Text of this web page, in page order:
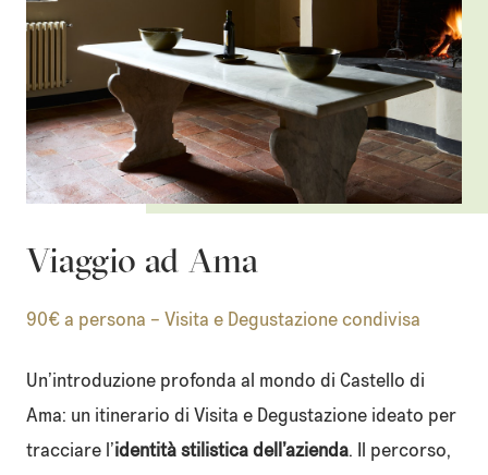
Viaggio ad Ama
90€ a persona – Visita e Degustazione condivisa
Un’introduzione profonda al mondo di Castello di
Ama: un itinerario di Visita e Degustazione ideato per
tracciare l’identità stilistica dell’azienda. Il percorso,